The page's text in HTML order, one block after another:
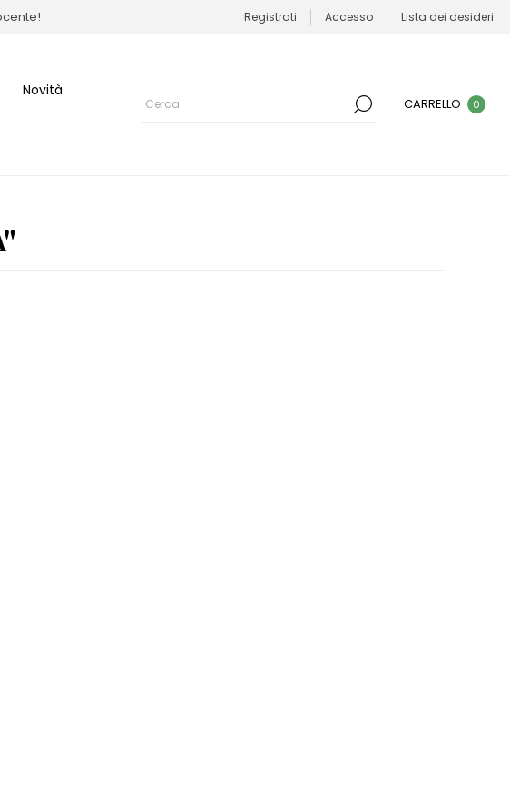
Registrati Accesso Lista dei desideri
Novità
CARRELLO 0